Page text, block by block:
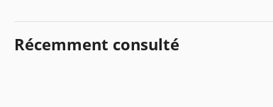
Récemment consulté